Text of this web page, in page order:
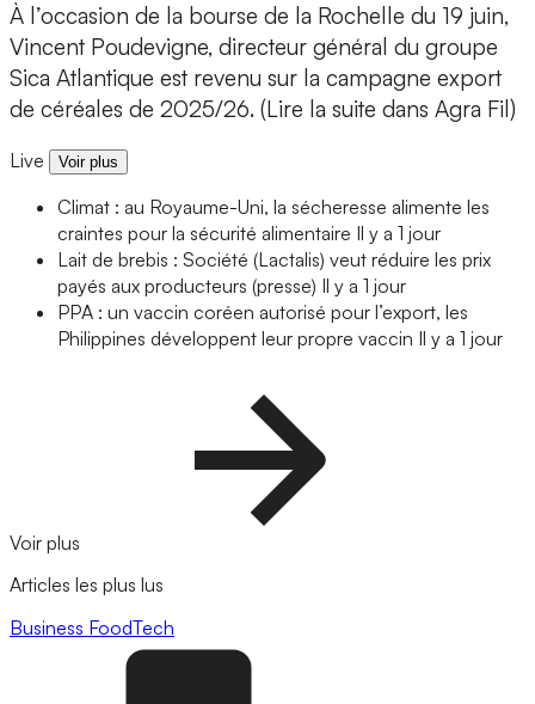
À l’occasion de la bourse de la Rochelle du 19 juin,
Vincent Poudevigne, directeur général du groupe
Sica Atlantique est revenu sur la campagne export
de céréales de 2025/26. (Lire la suite dans Agra Fil)
Live Voir plus
Climat : au Royaume-Uni, la sécheresse alimente les
craintes pour la sécurité alimentaire Il y a 1 jour
Lait de brebis : Société (Lactalis) veut réduire les prix
payés aux producteurs (presse) Il y a 1 jour
PPA : un vaccin coréen autorisé pour l’export, les
Philippines développent leur propre vaccin Il y a 1 jour
Voir plus
Articles les plus lus
Business FoodTech